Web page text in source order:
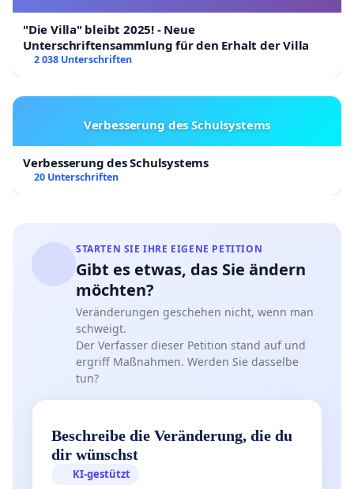
"Die Villa" bleibt 2025! - Neue
Unterschriftensammlung für den Erhalt der Villa
2 038 Unterschriften
Verbesserung des Schulsystems
Verbesserung des Schulsystems
20 Unterschriften
STARTEN SIE IHRE EIGENE PETITION
Gibt es etwas, das Sie ändern
möchten?
Veränderungen geschehen nicht, wenn man
schweigt.
Der Verfasser dieser Petition stand auf und
ergriff Maßnahmen. Werden Sie dasselbe
tun?
Beschreibe die Veränderung, die du
dir wünschst
KI-gestützt